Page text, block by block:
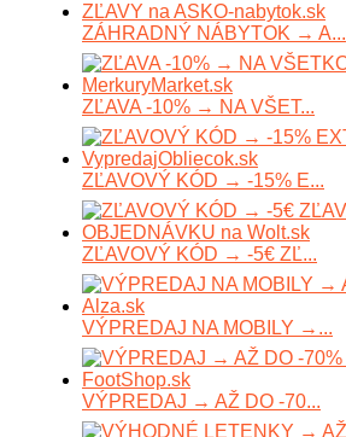
ZÁHRADNÝ NÁBYTOK → A...
ZĽAVA -10% → NA VŠET...
ZĽAVOVÝ KÓD → -15% E...
ZĽAVOVÝ KÓD → -5€ ZĽ...
VÝPREDAJ NA MOBILY →...
VÝPREDAJ → AŽ DO -70...